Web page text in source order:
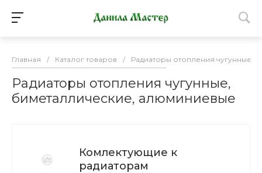
Главная / Каталог товаров / Радиаторы отопления чугунные,
Радиаторы отопления чугунные,
биметаллические, алюминиевые
Комлектующие к
радиаторам